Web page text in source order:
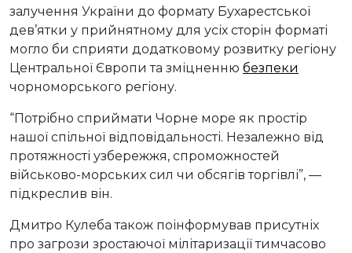
залучення України до формату Бухарестської
дев’ятки у прийнятному для усіх сторін форматі
могло би сприяти додатковому розвитку регіону
Центральної Європи та зміцненню безпеки
чорноморського регіону.
“Потрібно сприймати Чорне море як простір
нашої спільної відповідальності. Незалежно від
протяжності узбережжя, спроможностей
військово-морських сил чи обсягів торгівлі”, —
підкреслив він.
Дмитро Кулеба також поінформував присутніх
про загрози зростаючої мілітаризації тимчасово